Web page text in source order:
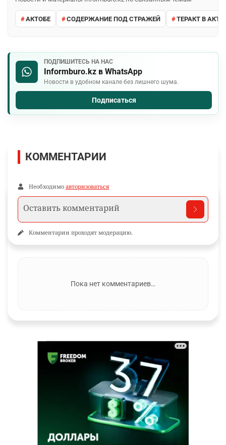
АКТОБЕ СОДЕРЖАНИЕ ПОД СТРАЖЕЙ ТЕРАКТ В
ПОДПИШИТЕСЬ НА НАС
Informburo.kz в WhatsApp
Новости в удобном канале без лишнего шума.
Подписаться
КОММЕНТАРИИ
Необходимо авторизоваться
Комментарии проходят модерацию.
Пока нет комментариев…